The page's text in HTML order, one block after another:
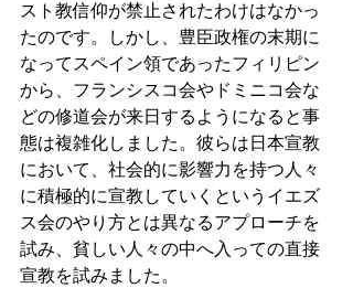
スト教信仰が禁止されたわけはなかっ
たのです。しかし、豊臣政権の末期に
なってスペイン領であったフィリピン
から、フランシスコ会やドミニコ会な
どの修道会が来日するようになると事
態は複雑化しました。彼らは日本宣教
において、社会的に影響力を持つ人々
に積極的に宣教していくというイエズ
ス会のやり方とは異なるアプローチを
試み、貧しい人々の中へ入っての直接
宣教を試みました。